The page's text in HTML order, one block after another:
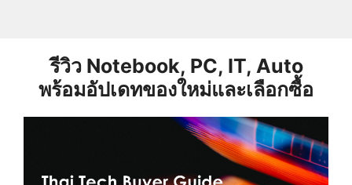
รีวิว Notebook, PC, IT, Auto
พร้อมอัปเดทของใหม่และเลือกซื้อ